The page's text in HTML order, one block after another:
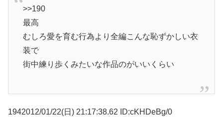
>>190
最高
むしろ愛を育む行為より全編こんな恥ずかしい衣
装で
街中練り歩くみたいな作品のがいいくらい
1942012/01/22(日) 21:17:38.62 ID:cKHDeBg/0